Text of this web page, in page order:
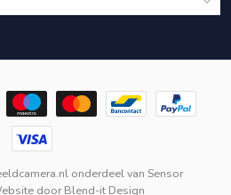
onderdeel van Sensor
doorBlend-it Design